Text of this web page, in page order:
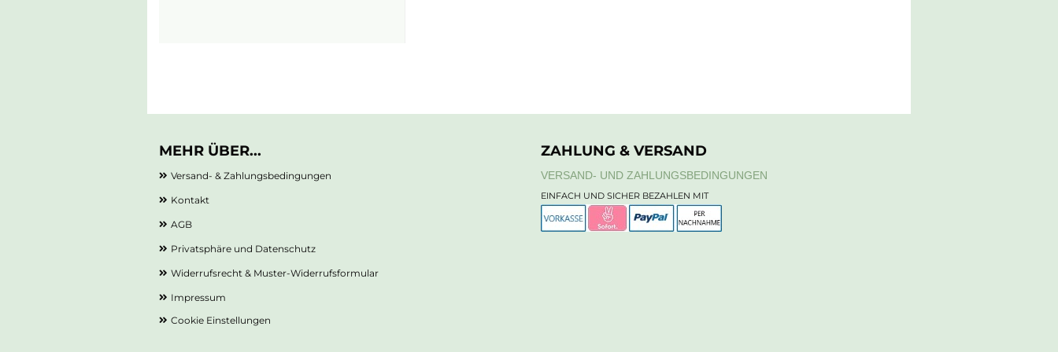
MEHR ÜBER...
Versand- & Zahlungsbedingungen
Kontakt
AGB
Privatsphäre und Datenschutz
Widerrufsrecht & Muster-Widerrufsformular
Impressum
Cookie Einstellungen
ZAHLUNG & VERSAND
VERSAND- UND ZAHLUNGSBEDINGUNGEN
EINFACH UND SICHER BEZAHLEN MIT